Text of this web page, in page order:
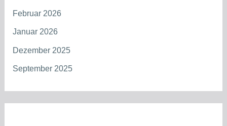
Februar 2026
Januar 2026
Dezember 2025
September 2025